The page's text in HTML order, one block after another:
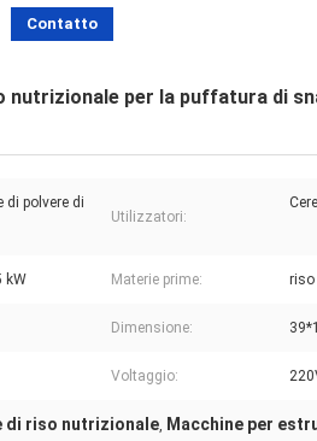
Contatto
per la puffatura di
di polvere di
Utilizzatori:
kW Materie prime: riso
Dimensione:
Voltaggio:
di riso nutrizionale, Macchine per